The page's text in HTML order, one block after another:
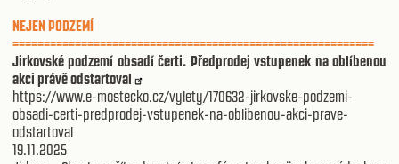
NEJEN PODZEMÍ
==========================================================
Jirkovské podzemí obsadí čerti. Předprodej vstupenek na oblíbenou
akci právě odstartoval
https://www.e-mostecko.cz/vylety/170632-jirkovske-podzemi-
obsadi-certi-predprodej-vstupenek-na-oblibenou-akci-prave-
odstartoval
19.11.2025